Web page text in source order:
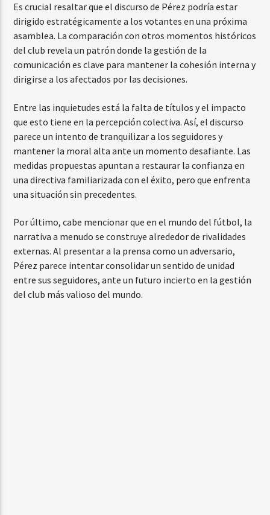
Es crucial resaltar que el discurso de Pérez podría estar
dirigido estratégicamente a los votantes en una próxima
asamblea. La comparación con otros momentos históricos
del club revela un patrón donde la gestión de la
comunicación es clave para mantener la cohesión interna y
dirigirse a los afectados por las decisiones.
Entre las inquietudes está la falta de títulos y el impacto
que esto tiene en la percepción colectiva. Así, el discurso
parece un intento de tranquilizar a los seguidores y
mantener la moral alta ante un momento desafiante. Las
medidas propuestas apuntan a restaurar la confianza en
una directiva familiarizada con el éxito, pero que enfrenta
una situación sin precedentes.
Por último, cabe mencionar que en el mundo del fútbol, la
narrativa a menudo se construye alrededor de rivalidades
externas. Al presentar a la prensa como un adversario,
Pérez parece intentar consolidar un sentido de unidad
entre sus seguidores, ante un futuro incierto en la gestión
del club más valioso del mundo.